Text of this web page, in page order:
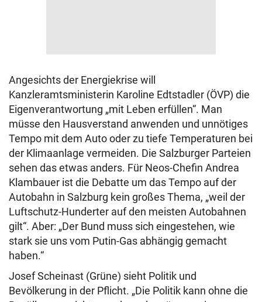
Angesichts der Energiekrise will
Kanzleramtsministerin Karoline Edtstadler (ÖVP) die
Eigenverantwortung „mit Leben erfüllen“. Man
müsse den Hausverstand anwenden und unnötiges
Tempo mit dem Auto oder zu tiefe Temperaturen bei
der Klimaanlage vermeiden. Die Salzburger Parteien
sehen das etwas anders. Für Neos-Chefin Andrea
Klambauer ist die Debatte um das Tempo auf der
Autobahn in Salzburg kein großes Thema, „weil der
Luftschutz-Hunderter auf den meisten Autobahnen
gilt“. Aber: „Der Bund muss sich eingestehen, wie
stark sie uns vom Putin-Gas abhängig gemacht
haben.“
Josef Scheinast (Grüne) sieht Politik und
Bevölkerung in der Pflicht. „Die Politik kann ohne die